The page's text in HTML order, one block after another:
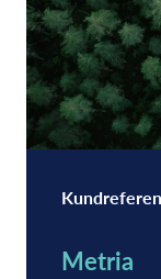
Metria